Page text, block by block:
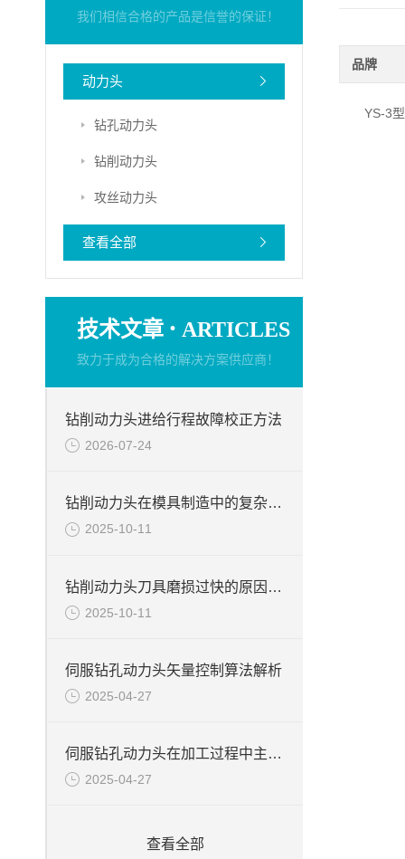
我们相信合格的产品是信誉的保证！
动力头
钻孔动力头
钻削动力头
攻丝动力头
查看全部
技术文章 · ARTICLES
致力于成为合格的解决方案供应商！
钻削动力头进给行程故障校正方法
2026-07-24
钻削动力头在模具制造中的复杂孔系加工技术
2025-10-11
钻削动力头刀具磨损过快的原因及解决措施
2025-10-11
伺服钻孔动力头矢量控制算法解析
2025-04-27
伺服钻孔动力头在加工过程中主轴发热该如何解决？
2025-04-27
查看全部
品牌
YS-3